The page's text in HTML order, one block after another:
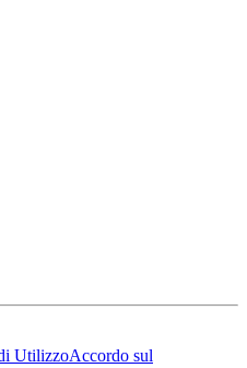
UtilizzoAccordo sul